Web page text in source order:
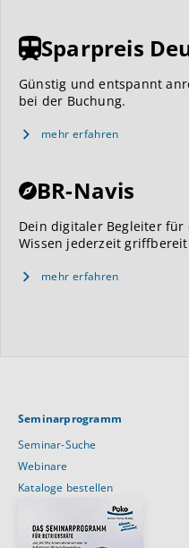
Sparpreis
Günstig und entspannt
bei der Buchung.
mehr erfahren
BR-Navis
Dein digitaler Begleiter für
Wissen jederzeit
mehr erfahren
Seminarprogramm
Seminar-Suche
Webinare
Kataloge bestellen